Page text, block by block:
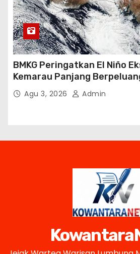
BMKG Peringatkan El Niño
Kemarau Panjang
hingga Awal 2027
Agu 3, 2026 Admin